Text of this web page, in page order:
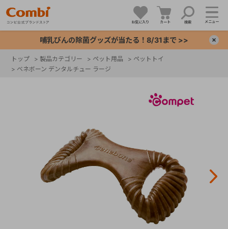
お気に入り カート 検索 メニュー
哺乳びんの除菌グッズが当たる！8/31まで >>
トップ > 製品カテゴリー > ペット用品 > ペットトイ
> ベネボーン デンタルチュー ラージ